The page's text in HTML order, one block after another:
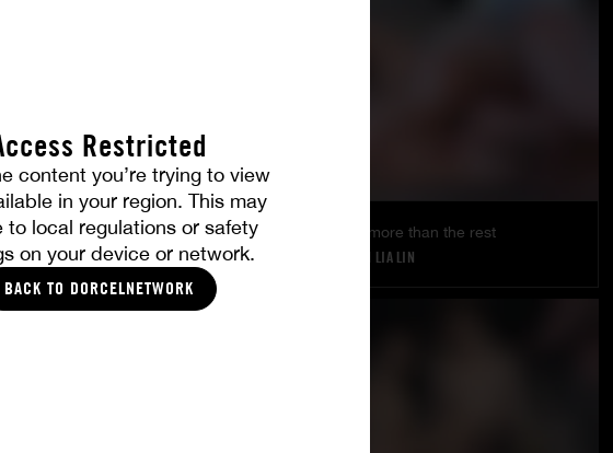
Restricted
content you’re trying to view
in your region. This may
to local regulations or safety
on your device or network.
BACK TO DORCELNETWORK
MILA PEREZ
The eyes say more than the rest
LIA LIN